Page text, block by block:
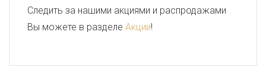
Следить за нашими акциями и распродажами
Вы можете в разделе Акции!